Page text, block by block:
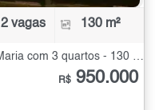
2 vagas 130 m²
Sobrado à Venda no Jardim Santa Maria com 3 quartos - 130 m²
R$ 950.000